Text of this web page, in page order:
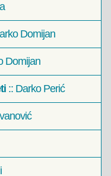
Domijan
Domijan
:: Darko Perić